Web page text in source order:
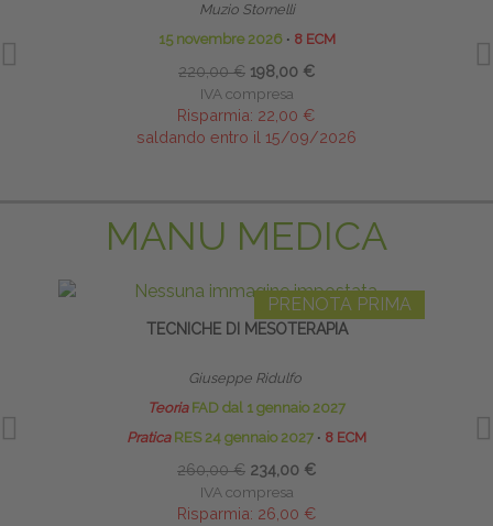
Muzio Stornelli
15 novembre 2026 ∙ 8 ECM
220,00 € 198,00 €
IVA compresa
Risparmia: 22,00 €
saldando entro il 15/09/2026
MANU MEDICA
PRENOTA PRIMA
TECNICHE DI MESOTERAPIA
Giuseppe Ridulfo
Teoria FAD dal 1 gennaio 2027
PraticaRES 24 gennaio 2027 ∙ 8 ECM
260,00 € 234,00 €
IVA compresa
Risparmia: 26,00 €